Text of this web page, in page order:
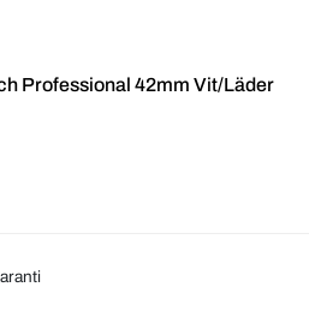
Professional 42mm Vit/Läder